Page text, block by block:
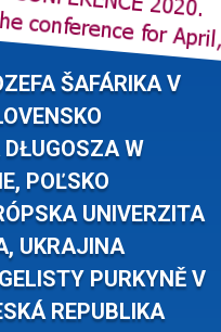
ŠAFÁRIKA V
W
POĽSKO
UNIVERZITA
UKRAJINA
PURKYNĚ V
REPUBLIKA